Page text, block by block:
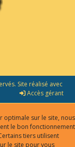
Site réalisé avec
Accès gérant
optimale sur le site, nous
le bon fonctionnement
tiers utilisent
le site pour vous